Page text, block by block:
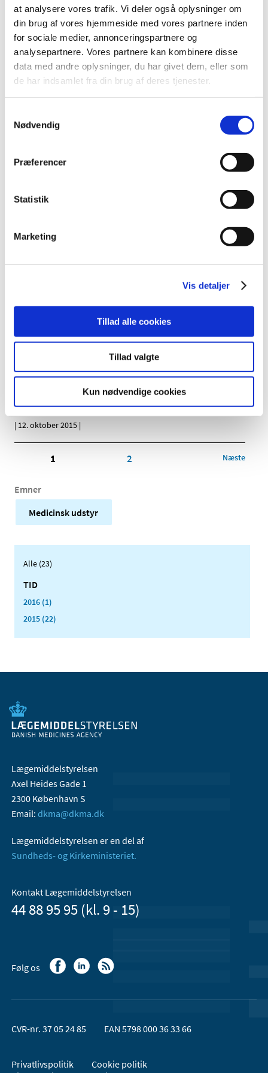
at analysere vores trafik. Vi deler også oplysninger om
din brug af vores hjemmeside med vores partnere inden
for sociale medier, annonceringspartnere og
analysepartnere. Vores partnere kan kombinere disse
data med andre oplysninger, du har givet dem, eller som
de har indsamlet fra din brug af deres tjenester.
Nødvendig
Præferencer
Statistik
Marketing
Vis detaljer
Tillad alle cookies
Tillad valgte
Kun nødvendige cookies
|21. oktober 2015|
EndoBarrier Gastrointestinal Linersystem
|21. oktober 2015
|13. oktober 2015
Cassettes
|13. oktober 2015|
N Latex ß2-Microglobulin og DV Flex Reagent
|12. oktober 2015|
Kiwee Testikel Implantat & Vaginal Stent
| 12. oktober 2015 |
1 2 Næste
Emner
Medicinsk udstyr
Alle (23)
TID
2016 (1)
2015 (22)
Lægemiddelstyrelsen
Axel Heides Gade 1
2300 København S
Email: dkma@dkma.dk
Lægemiddelstyrelsen er en del af
Sundheds- og Kirkeministeriet.
Kontakt Lægemiddelstyrelsen
44 88 95 95 (kl. 9 - 15)
Følg os
CVR-nr. 37 05 24 85 EAN 5798 000 36 33 66
Privatlivspolitik
Cookie politik